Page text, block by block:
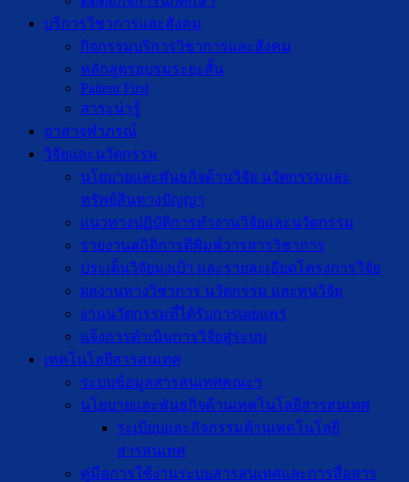
บริการวิชาการและสังคม
กิจกรรมบริการวิชาการและสังคม
หลักสูตรอบรมระยะสั้น
Patient First
สาระน่ารู้
อาสาจุฬาภรณ์
วิจัยและนวัตกรรม
นโยบายและพันธกิจด้านวิจัย นวัตกรรมและ
ทรัพย์สินทางปัญญา
แนวทางปฏิบัติการทำงานวิจัยและนวัตกรรม
รายงานสถิติการตีพิมพ์วารสารวิชาการ
ประเด็นวิจัยมุ่งเป้า และรายละเอียดโครงการวิจัย
ผลงานทางวิชาการ นวัตกรรม และทุนวิจัย
งานนวัตกรรมที่ได้รับการเผยแพร่
แจ้งการดำเนินการวิจัยสู่ระบบ
เทคโนโลยีสารสนเทศ
ระบบข้อมูลสารสนเทศคณะฯ
นโยบายและพันธกิจด้านเทคโนโลยีสารสนเทศ
ระเบียบและกิจกรรมด้านเทคโนโลยี
สารสนเทศ
คู่มือการใช้งานระบบสารสนเทศและการสื่อสาร